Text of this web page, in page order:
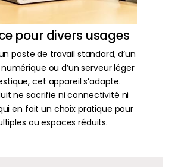
pour divers usages
poste de travail standard, d’un
ou d’un serveur léger
cet appareil s’adapte.
ne sacrifie ni connectivité ni
en fait un choix pratique pour
ou espaces réduits.